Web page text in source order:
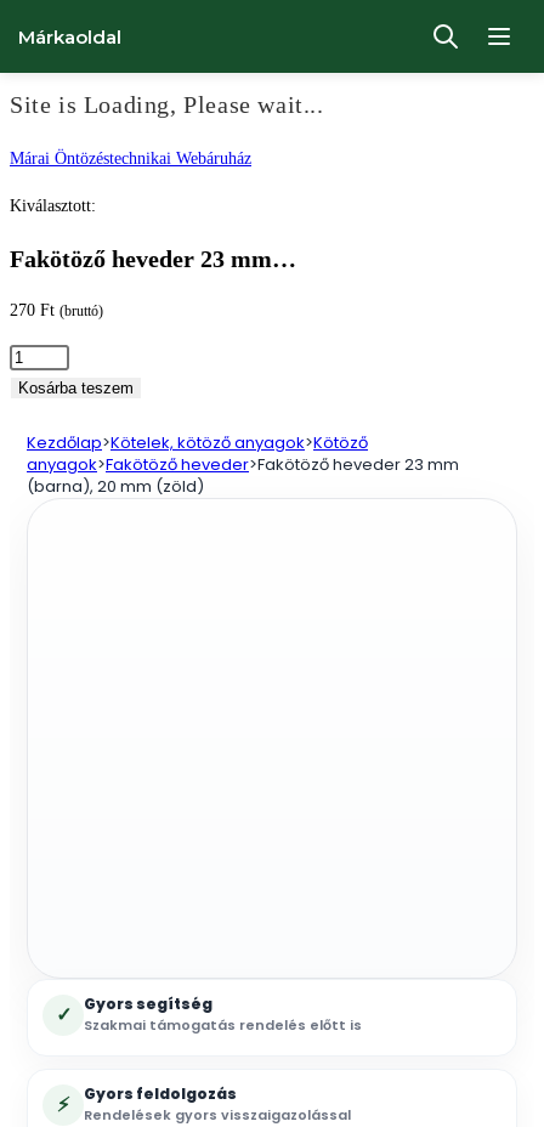
Site is Loading, Please wait...
Ugrás
Márai Öntözéstechnikai Webáruház
Márkaoldal
Kiválasztott:
Fakötöző heveder 23 mm…
270 Ft (bruttó)
Fakötöző
heveder
mm
(barna),
Kosárba teszem
Kezdőlap>Kötelek, kötöző anyagok>Kötöző
anyagok>Fakötöző heveder>Fakötöző heveder 23 mm
(barna), 20 mm (zöld)
✓ Gyors segítség
Szakmai támogatás rendelés előtt is
⚡ Gyors feldolgozás
Rendelések gyors visszaigazolással